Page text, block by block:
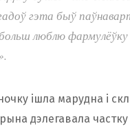
гэта быў
люблю
ішла марудна і
дэлегавала частку